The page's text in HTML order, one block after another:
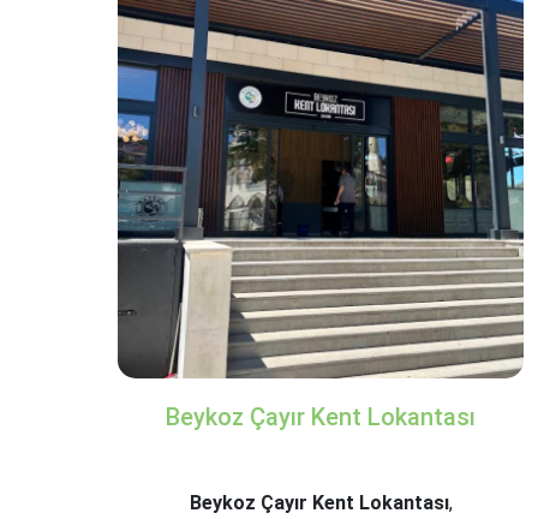
Beykoz Çayır Kent Lokantası
Beykoz Çayır Kent Lokantası,